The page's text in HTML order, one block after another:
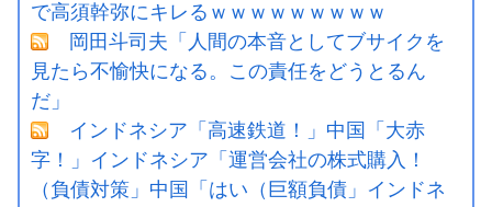
で高須幹弥にキレるｗｗｗｗｗｗｗｗｗ
岡田斗司夫「人間の本音としてブサイクを
見たら不愉快になる。この責任をどうとるん
だ」
インドネシア「高速鉄道！」中国「大赤
字！」インドネシア「運営会社の株式購入！
（負債対策」中国「はい（巨額負債」インドネ